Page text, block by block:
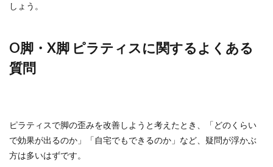
しょう。
O脚・X脚 ピラティスに関するよくある
質問
ピラティスで脚の歪みを改善しようと考えたとき、「どのくらい
で効果が出るのか」「自宅でもできるのか」など、疑問が浮かぶ
方は多いはずです。